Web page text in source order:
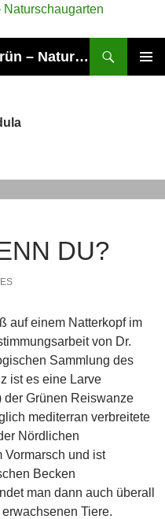
Arbeitskreis Naturnahes Grün – Naturschaugarten Lindenmühle
DU?
auf einem Natterkopf im
von Dr.
Sammlung des
ist es eine Larve
der Grünen Reiswanze
mediterran verbreitete
Nördlichen
Vormarsch und ist
Becken
man dann auch überall
Tiere.